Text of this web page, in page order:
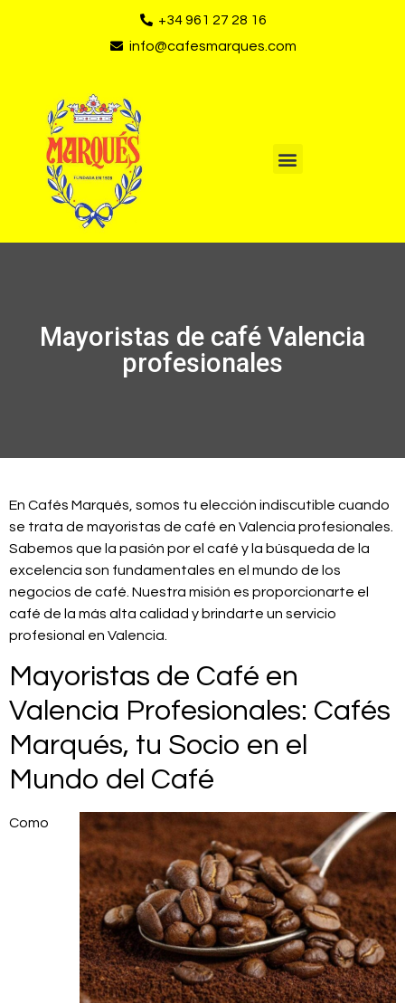
+34 961 27 28 16
info@cafesmarques.com
Mayoristas de café Valencia
profesionales
En Cafés Marqués, somos tu elección indiscutible cuando
se trata de mayoristas de café en Valencia profesionales.
Sabemos que la pasión por el café y la búsqueda de la
excelencia son fundamentales en el mundo de los
negocios de café. Nuestra misión es proporcionarte el
café de la más alta calidad y brindarte un servicio
profesional en Valencia.
Mayoristas de Café en
Valencia Profesionales: Cafés
Marqués, tu Socio en el
Mundo del Café
Como